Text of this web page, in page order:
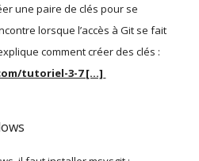
une paire de clés pour se
lorsque l’accès à Git se fait
tutoriel-3-7 [...]